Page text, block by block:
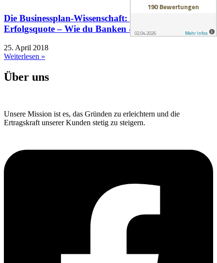
Die Businessplan-Wissenschaft: 3 Teile, 90%
Erfolgsquote – Wie du Banken & Ämter überzeugst
25. April 2018
Weiterlesen »
Über uns
Unsere Mission ist es, das Gründen zu erleichtern und die
Ertragskraft unserer Kunden stetig zu steigern.